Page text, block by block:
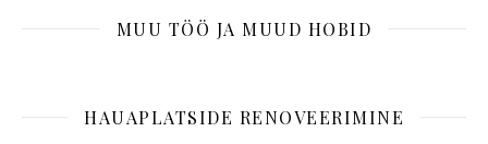
MUU TÖÖ JA MUUD HOBID
HAUAPLATSIDE RENOVEERIMINE